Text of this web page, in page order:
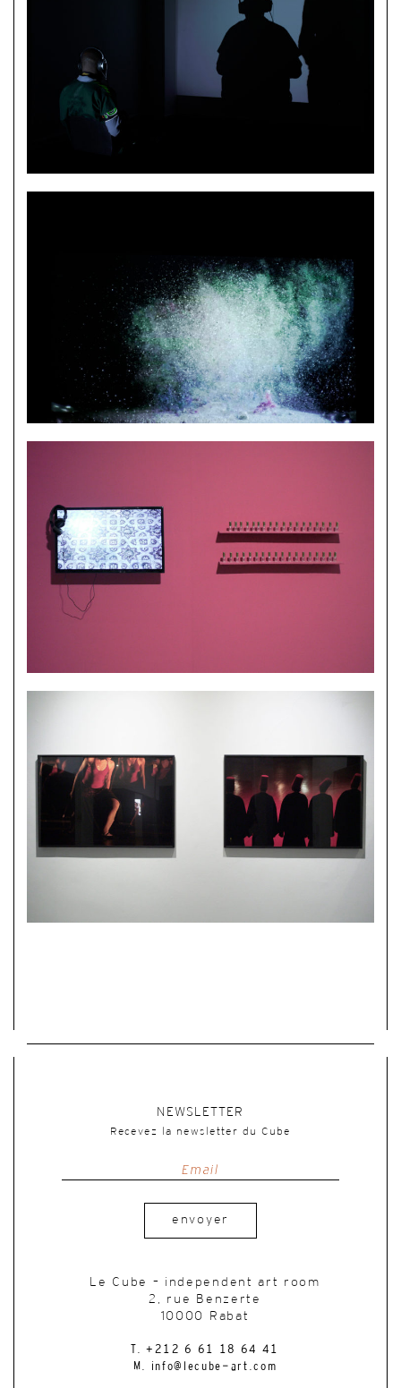
NEWSLETTER
Recevez la newsletter du Cube
envoyer
Le Cube – independent art room
2, rue Benzerte
10000 Rabat
T. +212 6 61 18 64 41
M. info@lecube-art.com